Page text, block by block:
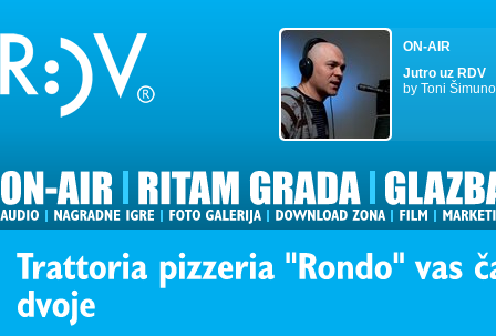
ON-AIR
Jutro uz RDV
by Toni